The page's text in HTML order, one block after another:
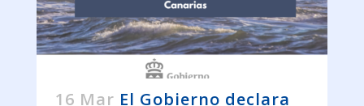
16 Mar El Gobierno declara